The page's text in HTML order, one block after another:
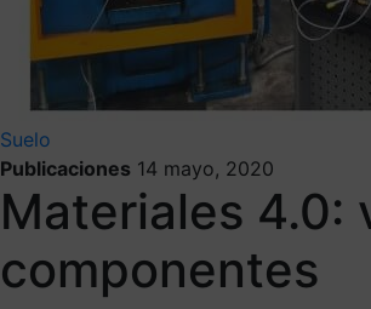
Suelo
Publicaciones 14 mayo, 2020
Materiales 4.0:
componentes